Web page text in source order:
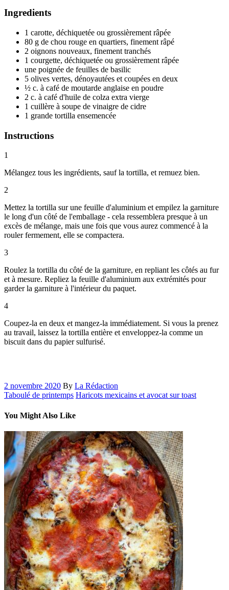
Ingredients
1 carotte, déchiquetée ou grossièrement râpée
80 g de chou rouge en quartiers, finement râpé
2 oignons nouveaux, finement tranchés
1 courgette, déchiquetée ou grossièrement râpée
une poignée de feuilles de basilic
5 olives vertes, dénoyautées et coupées en deux
½ c. à café de moutarde anglaise en poudre
2 c. à café d'huile de colza extra vierge
1 cuillère à soupe de vinaigre de cidre
1 grande tortilla ensemencée
Instructions
1
Mélangez tous les ingrédients, sauf la tortilla, et remuez bien.
2
Mettez la tortilla sur une feuille d'aluminium et empilez la garniture
le long d'un côté de l'emballage - cela ressemblera presque à un
excès de mélange, mais une fois que vous aurez commencé à la
rouler fermement, elle se compactera.
3
Roulez la tortilla du côté de la garniture, en repliant les côtés au fur
et à mesure. Repliez la feuille d'aluminium aux extrémités pour
garder la garniture à l'intérieur du paquet.
4
Coupez-la en deux et mangez-la immédiatement. Si vous la prenez
au travail, laissez la tortilla entière et enveloppez-la comme un
biscuit dans du papier sulfurisé.
2 novembre 2020 By La Rédaction
Taboulé de printemps Haricots mexicains et avocat sur toast
You Might Also Like